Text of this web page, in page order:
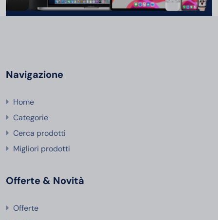
Navigazione
Home
Categorie
Cerca prodotti
Migliori prodotti
Offerte & Novità
Offerte